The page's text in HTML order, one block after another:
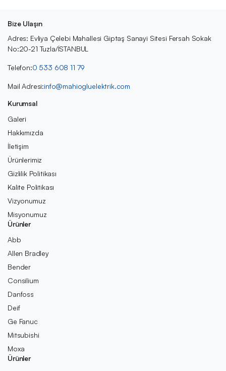
Bize Ulaşın
Adres: Evliya Çelebi Mahallesi Giptaş Sanayi Sitesi Fersah Sokak
No:20-21 Tuzla/İSTANBUL
Telefon:0 533 608 11 79
Mail Adresi:info@mahiogluelektrik.com
Kurumsal
Galeri
Hakkımızda
İletişim
Ürünlerimiz
Gizlilik Politikası
Kalite Politikası
Vizyonumuz
Misyonumuz
Ürünler
Abb
Allen Bradley
Bender
Consilium
Danfoss
Deif
Ge Fanuc
Mitsubishi
Moxa
Ürünler